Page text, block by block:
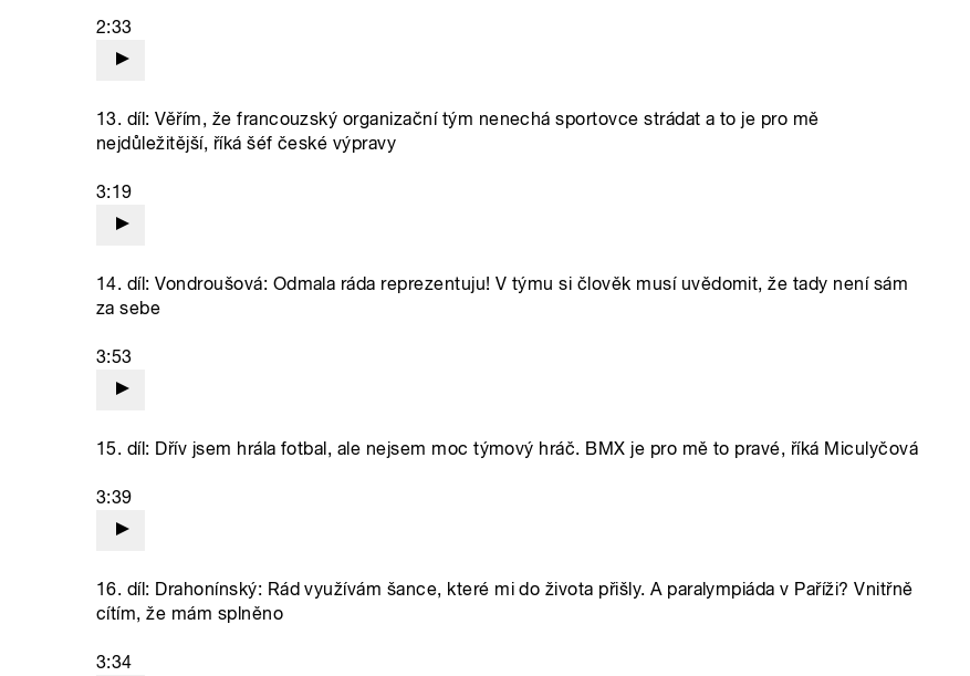
2:33
13. díl: Věřím, že francouzský organizační tým nenechá sportovce strádat a to je pro mě
nejdůležitější, říká šéf české výpravy
3:19
14. díl: Vondroušová: Odmala ráda reprezentuju! V týmu si člověk musí uvědomit, že tady není sám
za sebe
3:53
15. díl: Dřív jsem hrála fotbal, ale nejsem moc týmový hráč. BMX je pro mě to pravé, říká Miculyčová
3:39
16. díl: Drahonínský: Rád využívám šance, které mi do života přišly. A paralympiáda v Paříži? Vnitřně
cítím, že mám splněno
3:34